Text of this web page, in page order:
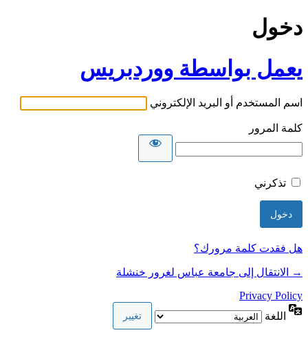
دخول
يعمل بواسطة ووردبريس
اسم المستخدم أو البريد الإلكتروني
كلمة المرور
تذكرني
هل فقدت كلمة مرورك؟
→ الانتقال إلى جامعة عباس لغرور خنشلة
Privacy Policy
اللغة